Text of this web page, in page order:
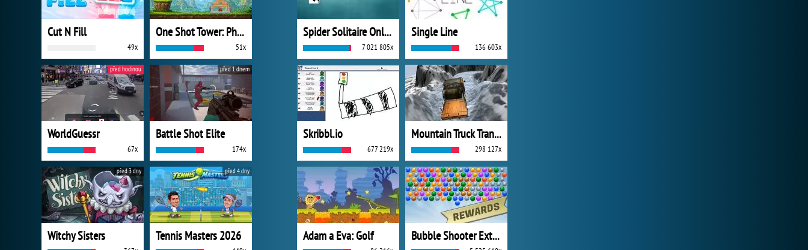
Cut N Fill
49x
One Shot Tower: Physics Destroyer
51x
WorldGuessr
67x
před hodinou
Battle Shot Elite
174x
před 1 dnem
Witchy Sisters
před 3 dny
Tennis Masters 2026
před 4 dny
Spider Solitaire Online
7 021 805x
Single Line
136 603x
Skribbl.io
677 219x
Mountain Truck Transport
298 127x
Adam a Eva: Golf Bubble Shooter Extreme